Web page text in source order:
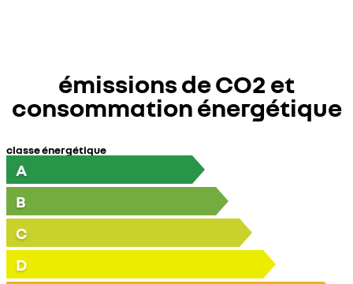
émissions de CO2 et
consommation énergétique
classe énergétique
A
B
C
D